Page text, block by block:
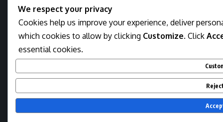
We respect your privacy
Cookies help us improve your experience, deliver
which cookies to allow by clicking Customize. Click
essential cookies.